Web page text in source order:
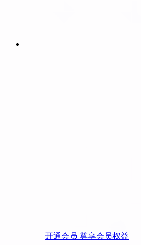
开通会员 尊享会员权益